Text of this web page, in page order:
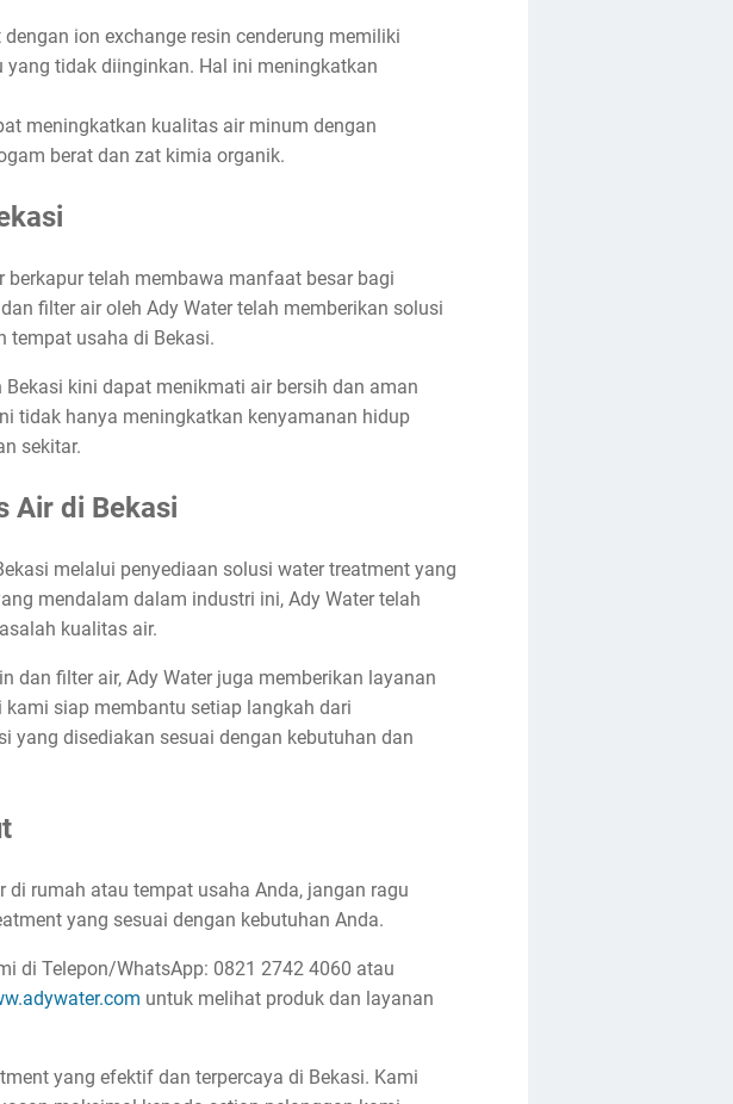
ion exchange resin cenderung memiliki
yang tidak diinginkan. Hal ini meningkatkan
meningkatkan kualitas air minum dengan
berat dan zat kimia organik.
telah membawa manfaat besar bagi
filter air oleh Ady Water telah memberikan solusi
tempat usaha di Bekasi.
kini dapat menikmati air bersih dan aman
tidak hanya meningkatkan kenyamanan hidup
sekitar.
Air di Bekasi
melalui penyediaan solusi water treatment yang
mendalam dalam industri ini, Ady Water telah
kualitas air.
dan filter air, Ady Water juga memberikan layanan
siap membantu setiap langkah dari
yang disediakan sesuai dengan kebutuhan dan
rumah atau tempat usaha Anda, jangan ragu
yang sesuai dengan kebutuhan Anda.
di Telepon/WhatsApp: 0821 2742 4060 atau
untuk melihat produk dan layanan
yang efektif dan terpercaya di Bekasi. Kami